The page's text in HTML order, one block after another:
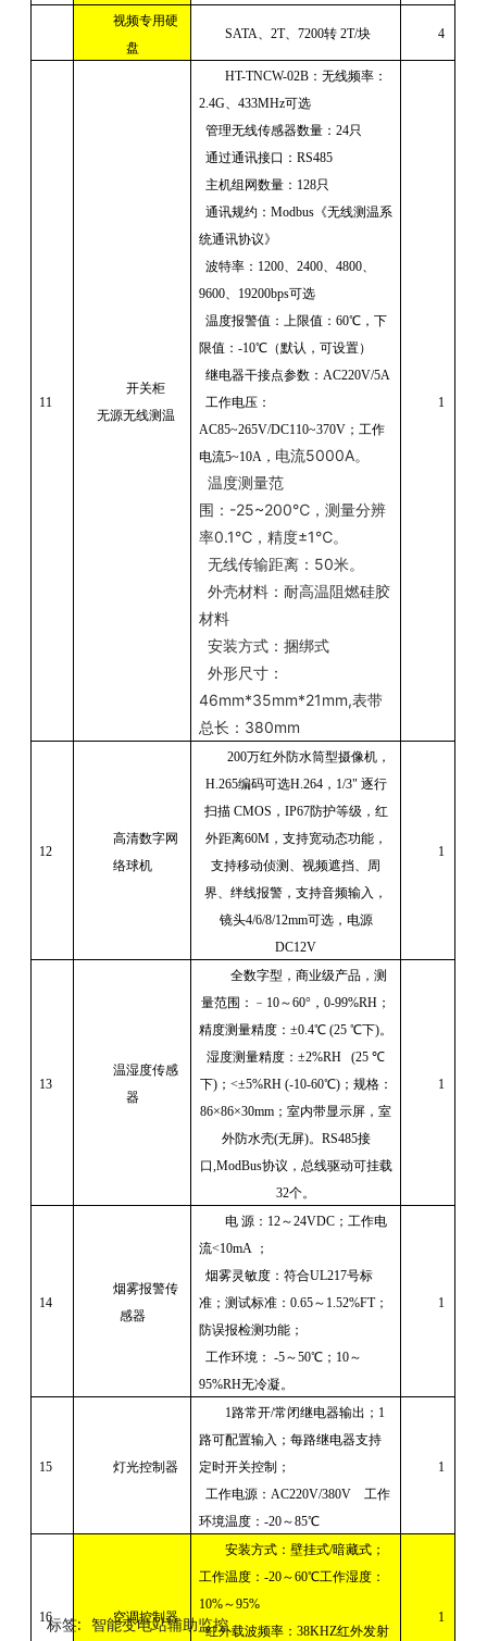
视频专用硬
盘
SATA、2T、7200转 2T/块 4
11
开关柜
无源无线测温
HT-TNCW-02B ：无线频率：
2.4G、433MHz可选
管理无线传感器数量：24只
通过通讯接口：RS485
主机组网数量： 128只
通讯规约：Modbus 《无线测温系
统通讯协议》
波特率： 1200、2400、4800、
9600、 19200bps可选
温度报警值：上限值：60℃，下
限值：-10℃（默认，可设置）
继电器干接点参数：AC220V/5A
工作电压：
AC85~265V/DC110~370V ；工作
电流5~10A ， 电流5000A。
温度测量范
围： -25~200℃，测量分辨
率0.1℃，精度±1℃。
无线传输距离： 50米。
外壳材料：耐高温阻燃硅胶
材料
安装方式：捆绑式
外形尺寸：
46mm*35mm*21mm,表带
总长： 380mm
1
12
高清数字网
络球机
200万红外防水筒型摄像机，
H.265编码可选H.264， 1/3" 逐行
扫描CMOS ， IP67防护等级，红
外距离60M，支持宽动态功能，
支持移动侦测、视频遮挡、周
界、绊线报警，支持音频输入，
镜头4/6/8/12mm可选，电源
DC12V
1
13
温湿度传感
器
全数字型，商业级产品，测
量范围：﹣ 10～60°，0-99%RH ；
精度测量精度：±0.4℃ (25℃下)。
湿度测量精度：±2%RH (25℃
下)； <±5%RH (-10-60℃)；规格：
86×86×30mm ；室内带显示屏，室
外防水壳(无屏)。 RS485接
口,ModBus协议，总线驱动可挂载
32个。
1
14
烟雾报警传
感器
电 源： 12～24VDC ；工作电
流<10mA ；
烟雾灵敏度：符合UL217号标
准；测试标准：0.65～ 1.52%FT；
防误报检测功能；
工作环境： -5～50℃； 10～
95%RH无冷凝。
1
15 灯光控制器
1路常开/常闭继电器输出； 1
路可配置输入；每路继电器支持
定时开关控制；
工作电源：AC220V/380V
工作
环境温度：-20～85℃
1
16 空调控制器
安装方式：壁挂式/暗藏式；
工作温度：-20～60℃工作湿度：
10%～95%
红外载波频率：38KHZ红外发射
1
标签: 智能变电站辅助监控